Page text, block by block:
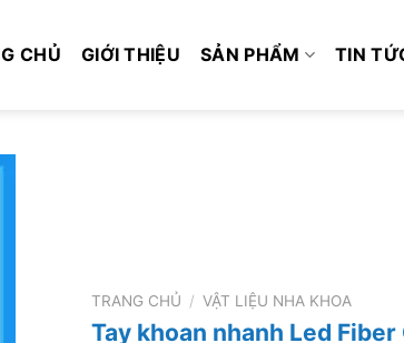
CHỦ GIỚI THIỆU SẢN PHẨM TIN
TRANG CHỦ / VẬT LIỆU NHA KHOA
Tay khoan nhanh Led